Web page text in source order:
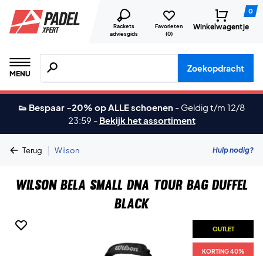
Rackets
adviesgids
Favorieten
(0)
0
Winkelwagentje
MENU
Zoeken naar producten, merken etc.
Zoekopdracht
👟 Bespaar -20% op ALLE schoenen - Geldig t/m 12/8
23:59 - Bekijk het assortiment
Terug | Wilson Hulp nodig?
Wilson Bela Small DNA Tour Bag Duffel
Black
OUTLET
KORTING 40%